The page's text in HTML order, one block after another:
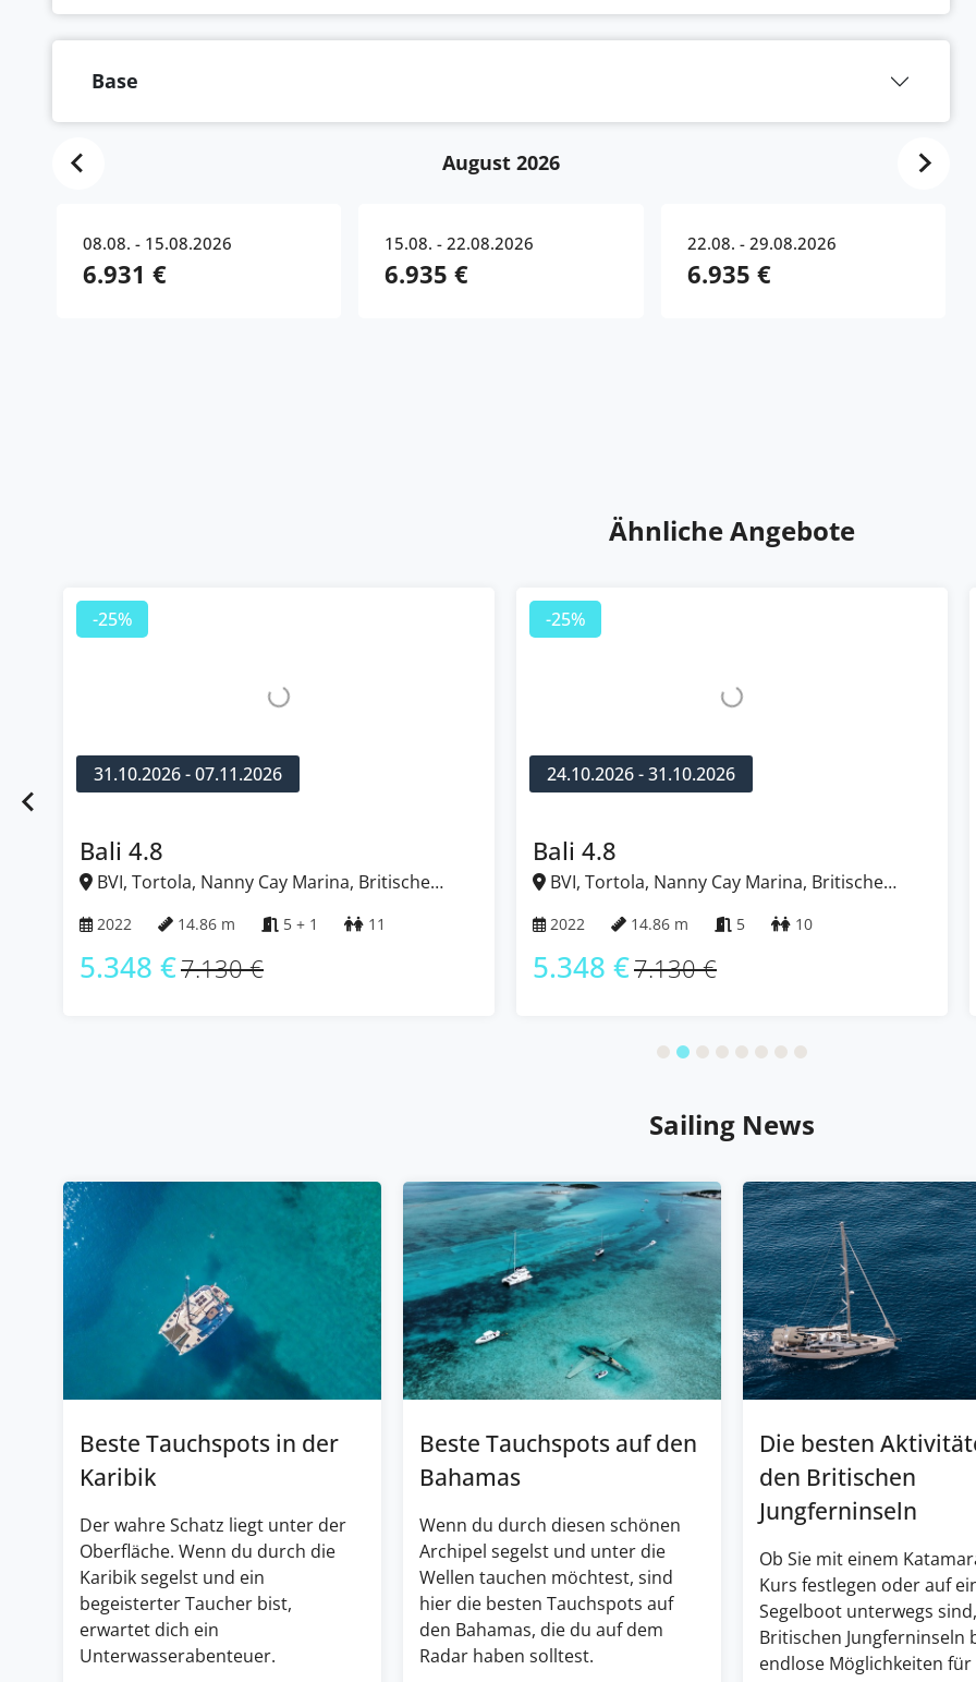
Base
August 2026
08.08. - 15.08.2026
6.931 €
15.08. - 22.08.2026
6.935 €
22.08. - 29.08.2026
6.935 €
Ähnliche Angebote
-25%
31.10.2026 - 07.11.2026
Bali 4.8
BVI, Tortola, Nanny Cay Marina, Britische
2022 14.86 m 5 + 1 11
5.348 €7.130 €
-25%
24.10.2026 - 31.10.2026
Bali 4.8
BVI, Tortola, Nanny Cay Marina, Britische
2022 14.86 m 5 10
5.348 €7.130 €
Sailing News
Beste Tauchspots in der
Karibik
Der wahre Schatz liegt unter der
Oberfläche. Wenn du durch die
Karibik segelst und ein
begeisterter Taucher bist,
erwartet dich ein
Unterwasserabenteuer.
Beste Tauchspots auf den
Bahamas
Wenn du durch diesen schönen
Archipel segelst und unter die
Wellen tauchen möchtest, sind
hier die besten Tauchspots auf
den Bahamas, die du auf dem
Radar haben solltest.
Die besten
den Britischen
Jungferninseln
Ob Sie mit einem
Kurs festlegen oder auf
Segelboot unterwegs
Britischen Jungferninseln
endlose Möglichkeiten für